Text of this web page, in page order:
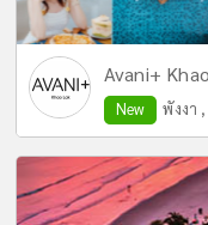
Avani+
New พังงา